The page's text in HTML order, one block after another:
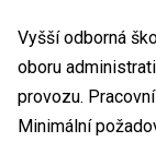
Vyšší odborná
oboru
provozu.
Minimální